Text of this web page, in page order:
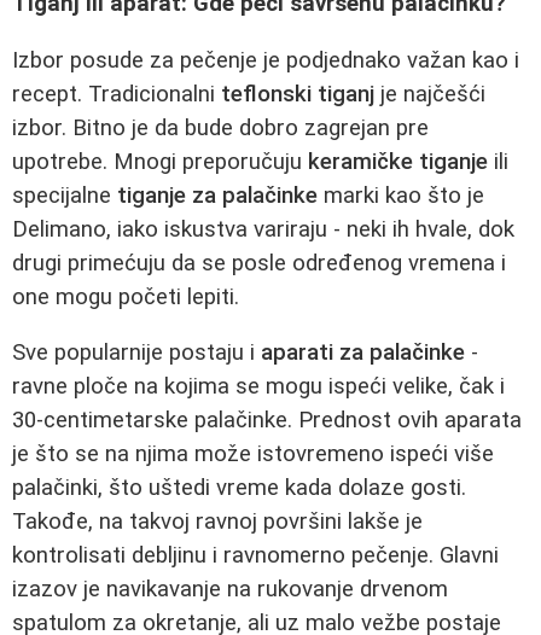
Izbor posude za pečenje je podjednako važan kao i
recept. Tradicionalni teflonski tiganj je najčešći
izbor. Bitno je da bude dobro zagrejan pre
upotrebe. Mnogi preporučuju keramičke tiganje ili
specijalne tiganje za palačinke marki kao što je
Delimano, iako iskustva variraju - neki ih hvale, dok
drugi primećuju da se posle određenog vremena i
one mogu početi lepiti.
Sve popularnije postaju i aparati za palačinke -
ravne ploče na kojima se mogu ispeći velike, čak i
30-centimetarske palačinke. Prednost ovih aparata
je što se na njima može istovremeno ispeći više
palačinki, što uštedi vreme kada dolaze gosti.
Takođe, na takvoj ravnoj površini lakše je
kontrolisati debljinu i ravnomerno pečenje. Glavni
izazov je navikavanje na rukovanje drvenom
spatulom za okretanje, ali uz malo vežbe postaje